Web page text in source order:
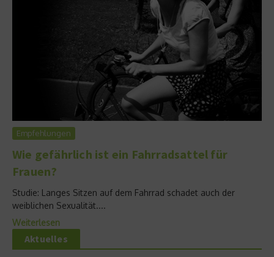
Empfehlungen
Wie gefährlich ist ein Fahrradsattel für
Frauen?
Studie: Langes Sitzen auf dem Fahrrad schadet auch der
weiblichen Sexualität....
Weiterlesen
Aktuelles